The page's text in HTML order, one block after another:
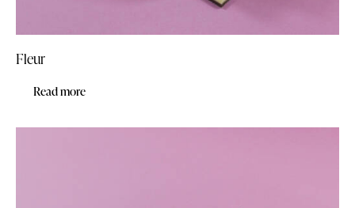
Fleur
Read more